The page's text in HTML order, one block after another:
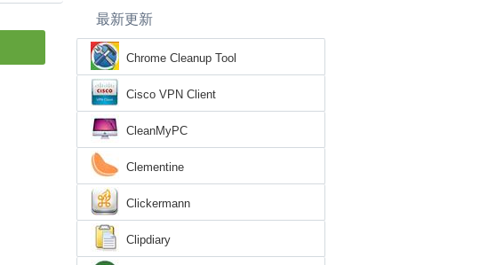
最新更新
Chrome Cleanup Tool
Cisco VPN Client
CleanMyPC
Clementine
Clickermann
Clipdiary